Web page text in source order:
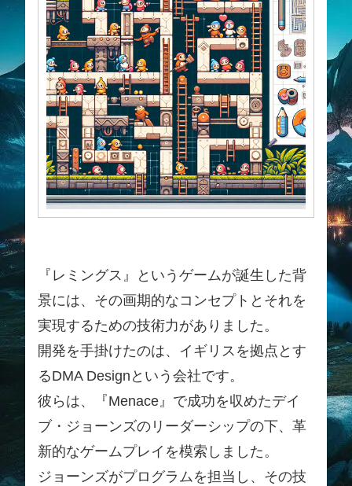
『レミングス』というゲームが誕生した背
景には、その画期的なコンセプトとそれを
実現するための技術力がありました。
開発を手掛けたのは、イギリスを拠点とす
るDMA Designという会社です。
彼らは、『Menace』で成功を収めたデイ
ブ・ジョーンズのリーダーシップの下、革
新的なゲームプレイを模索しました。
ジョーンズがプログラムを担当し、その技